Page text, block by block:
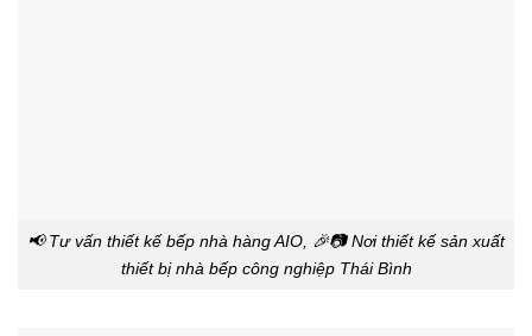
📢 Tư vấn thiết kế bếp nhà hàng AIO, 🎉📷 Nơi thiết kế sản xuất
thiết bị nhà bếp công nghiệp Thái Bình